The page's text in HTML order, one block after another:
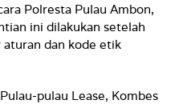
Polresta Pulau Ambon,
ini dilakukan setelah
dan kode etik
pulau Lease, Kombes